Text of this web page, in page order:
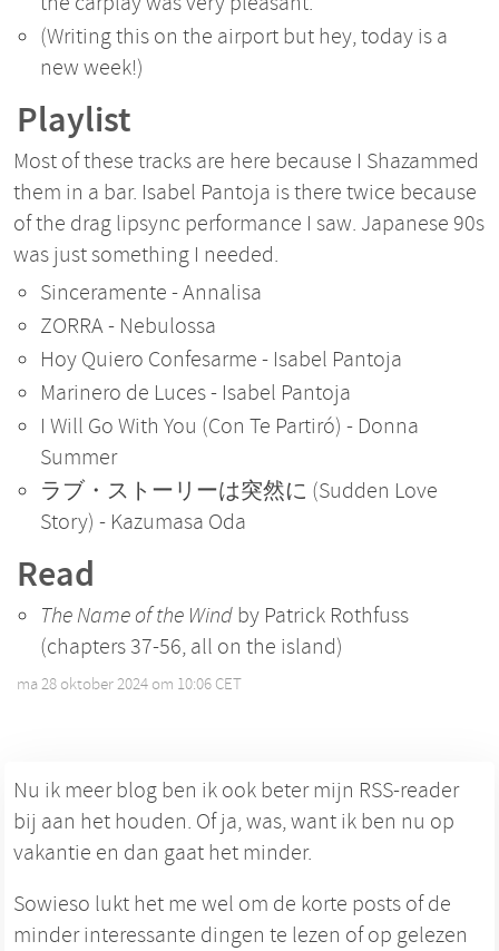
(Writing this on the airport but hey, today is a
new week!)
Playlist
Most of these tracks are here because I Shazammed
them in a bar. Isabel Pantoja is there twice because
of the drag lipsync performance I saw. Japanese 90s
was just something I needed.
Sinceramente - Annalisa
ZORRA - Nebulossa
Hoy Quiero Confesarme - Isabel Pantoja
Marinero de Luces - Isabel Pantoja
I Will Go With You (Con Te Partiró) - Donna
Summer
ラブ・ストーリーは突然に (Sudden Love
Story) - Kazumasa Oda
Read
The Name of the Wind by Patrick Rothfuss
(chapters 37-56, all on the island)
ma 28 oktober 2024 om 10:06 CET
Nu ik meer blog ben ik ook beter mijn RSS-reader
bij aan het houden. Of ja, was, want ik ben nu op
vakantie en dan gaat het minder.
Sowieso lukt het me wel om de korte posts of de
minder interessante dingen te lezen of op gelezen